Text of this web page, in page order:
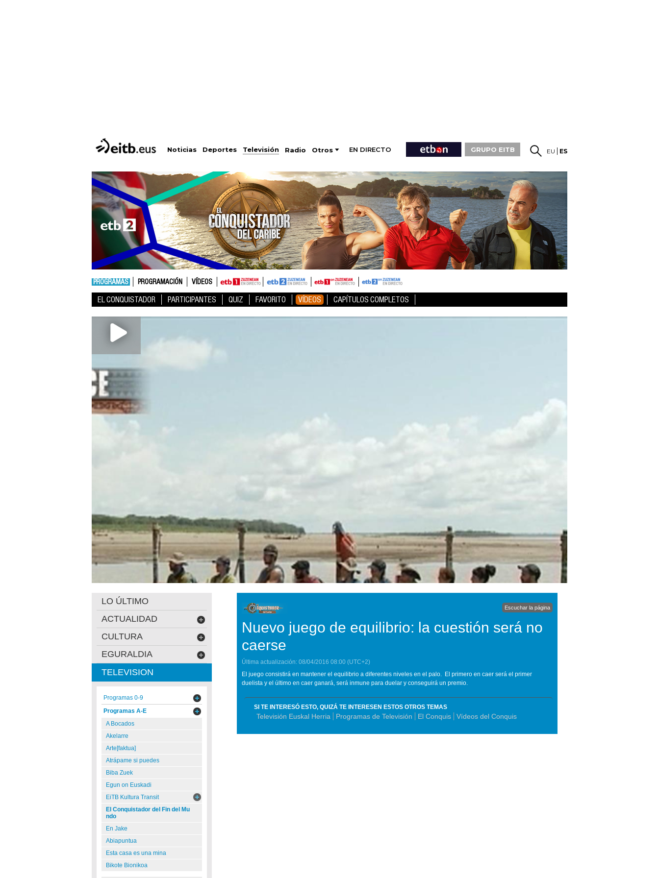
Noticias Deportes Televisión Radio Otros EN DIRECTO GRUPO EITB EU ES
PROGRAMAS PROGRAMACIÓN VÍDEOS
EL CONQUISTADOR PARTICIPANTES QUIZ FAVORITO VÍDEOS CAPÍTULOS COMPLETOS
Escuchar la página
Nuevo juego de equilibrio: la cuestión será no
caerse
Última actualización: 08/04/2016 08:00 (UTC+2)
El juego consistirá en mantener el equilibrio a diferentes niveles en el palo. El primero en caer será el primer
duelista y el último en caer ganará, será inmune para duelar y conseguirá un premio.
SI TE INTERESÓ ESTO, QUIZÁ TE INTERESEN ESTOS OTROS TEMAS
Televisión Euskal Herria Programas de Televisión El Conquis Vídeos del Conquis
LO ÚLTIMO
ACTUALIDAD
CULTURA
EGURALDIA
TELEVISION
Programas 0-9
Programas A-E
A Bocados
Akelarre
Arte[faktua]
Atrápame si puedes
Biba Zuek
Egun on Euskadi
EiTB Kultura Transit
El Conquistador del Fin del Mu
ndo
En Jake
Abiapuntua
Esta casa es una mina
Bikote Bionikoa